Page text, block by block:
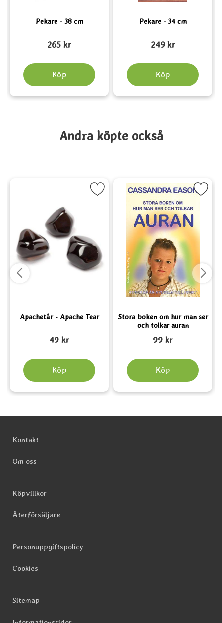
Pekare - 38 cm
Art. nr 1306265 kr
Köp
Pekare - 34 cm
Art. nr 5515249 kr
Köp
Andra köpte också
Apachetår - Apache Tear
Art. nr 548949 kr
Köp
Markera Apachetår - Apache Tear som favorit
Stora boken om hur man ser
och tolkar auran
Art. nr 306399 kr
Köp
Markera Stora boken om hur man ser
Kontakt
Om oss
Köpvillkor
Återförsäljare
Personuppgiftspolicy
Cookies
Sitemap